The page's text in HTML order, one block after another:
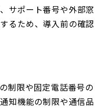
サポート番号や外部窓
るため、導入前の確認
制限や固定電話番号の
知機能の制限や通信品